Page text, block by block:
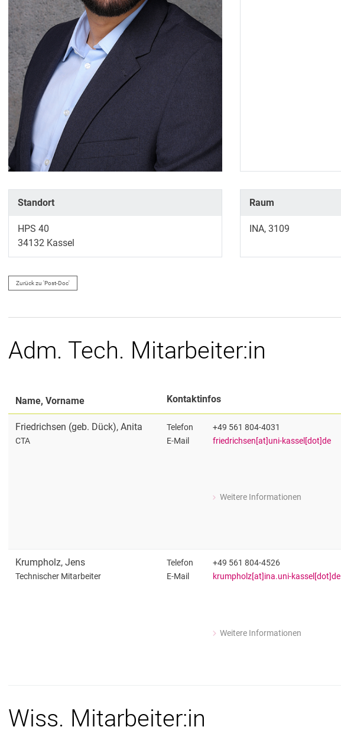
Standort
HPS 40
34132 Kassel
Raum
INA, 3109
Zurück zu 'Post-Doc'
Adm. Tech. Mitarbeiter:in
Name, Vorname Kontaktinfos
Friedrichsen (geb. Dück),Anita
CTA
Telefon
+49 561 804-4031
E-Mail
friedrichsen[at]uni-kassel[dot]de
Weitere Informationen
Krumpholz,Jens
Technischer Mitarbeiter
Telefon
+49 561 804-4526
E-Mail
krumpholz[at]ina.uni-kassel[dot]de
Weitere Informationen
zu Jens Krumpholz
Wiss. Mitarbeiter:in